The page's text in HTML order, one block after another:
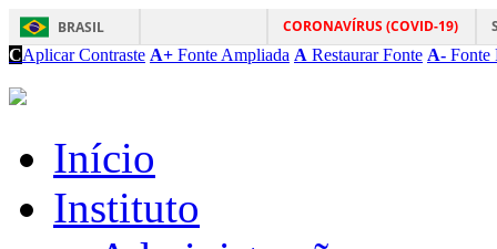
BRASIL CORONAVÍRUS (COVID-19)
CAplicar Contraste A+ Fonte Ampliada A Restaurar Fonte A- Fonte
Início
Instituto